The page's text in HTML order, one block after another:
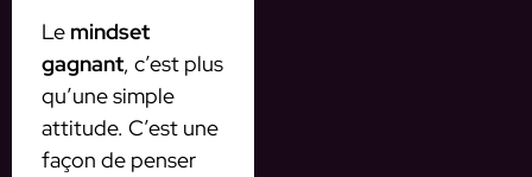
Le mindset
gagnant, c’est plus
qu’une simple
attitude. C’est une
façon de penser